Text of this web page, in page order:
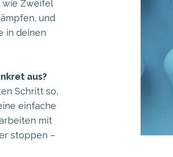
wie Zweifel
und
in deinen
aus?
Schritt so,
einfache
mit
stoppen –